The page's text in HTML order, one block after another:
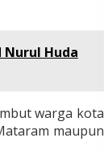
Huda
warga kota
maupun